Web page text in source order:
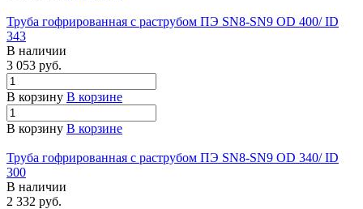
Труба гофрированная с раструбом ПЭ SN8-SN9 OD 400/ ID
343
В наличии
3 053 руб.
В корзину В корзине
В корзину В корзине
Труба гофрированная с раструбом ПЭ SN8-SN9 OD 340/ ID
300
В наличии
2 332 руб.